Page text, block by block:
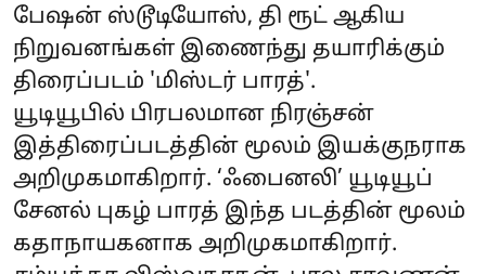
பேஷன் ஸ்டூடியோஸ், தி ரூட் ஆகிய
நிறுவனங்கள் இணைந்து தயாரிக்கும்
திரைப்படம் 'மிஸ்டர் பாரத்'.
யூடியூபில் பிரபலமான நிரஞ்சன்
இத்திரைப்படத்தின் மூலம் இயக்குநராக
அறிமுகமாகிறார். ‘ஃபைனலி’ யூடியூப்
சேனல் புகழ் பாரத் இந்த படத்தின் மூலம்
கதாநாயகனாக அறிமுகமாகிறார்.